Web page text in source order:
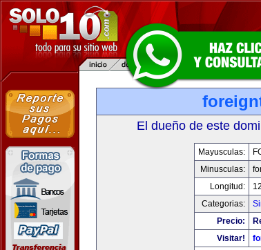
El dueño de este
Mayusculas:
Minusculas:
Longitud:
Categorias:
Precio:
Visitar!